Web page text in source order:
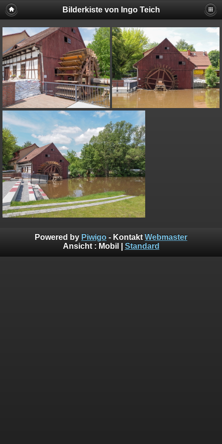
Bilderkiste von Ingo Teich
Powered by Piwigo - Kontakt Webmaster
Ansicht : Mobil Standard